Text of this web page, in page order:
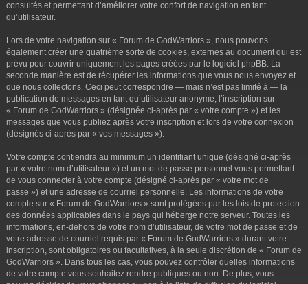
consultés et permettant d’améliorer votre confort de navigation en tant
qu’utilisateur.
Lors de votre navigation sur « Forum de GodWarriors », nous pouvons
également créer une quatrième sorte de cookies, externes au document qui est
prévu pour couvrir uniquement les pages créées par le logiciel phpBB. La
seconde manière est de récupérer les informations que vous nous envoyez et
que nous collectons. Ceci peut correspondre — mais n’est pas limité à — la
publication de messages en tant qu’utilisateur anonyme, l’inscription sur
« Forum de GodWarriors » (désignée ci-après par « votre compte ») et les
messages que vous publiez après votre inscription et lors de votre connexion
(désignés ci-après par « vos messages »).
Votre compte contiendra au minimum un identifiant unique (désigné ci-après
par « votre nom d’utilisateur ») et un mot de passe personnel vous permettant
de vous connecter à votre compte (désigné ci-après par « votre mot de
passe ») et une adresse de courriel personnelle. Les informations de votre
compte sur « Forum de GodWarriors » sont protégées par les lois de protection
des données applicables dans le pays qui héberge notre serveur. Toutes les
informations, en-dehors de votre nom d’utilisateur, de votre mot de passe et de
votre adresse de courriel requis par « Forum de GodWarriors » durant votre
inscription, sont obligatoires ou facultatives, à la seule discrétion de « Forum de
GodWarriors ». Dans tous les cas, vous pouvez contrôler quelles informations
de votre compte vous souhaitez rendre publiques ou non. De plus, vous